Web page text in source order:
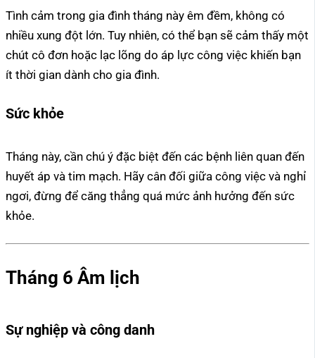
Tình cảm trong gia đình tháng này êm đềm, không có
nhiều xung đột lớn. Tuy nhiên, có thể bạn sẽ cảm thấy một
chút cô đơn hoặc lạc lõng do áp lực công việc khiến bạn
ít thời gian dành cho gia đình.
Sức khỏe
Tháng này, cần chú ý đặc biệt đến các bệnh liên quan đến
huyết áp và tim mạch. Hãy cân đối giữa công việc và nghỉ
ngơi, đừng để căng thẳng quá mức ảnh hưởng đến sức
khỏe.
Tháng 6 Âm lịch
Sự nghiệp và công danh